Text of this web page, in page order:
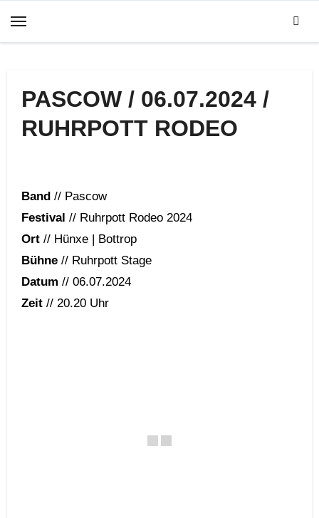
Inhalt
PASCOW / 06.07.2024 /
RUHRPOTT RODEO
Band// Pascow
Festival // Ruhrpott Rodeo 2024
Ort// Hünxe | Bottrop
Bühne// Ruhrpott Stage
Datum // 06.07.2024
Zeit// 20.20 Uhr